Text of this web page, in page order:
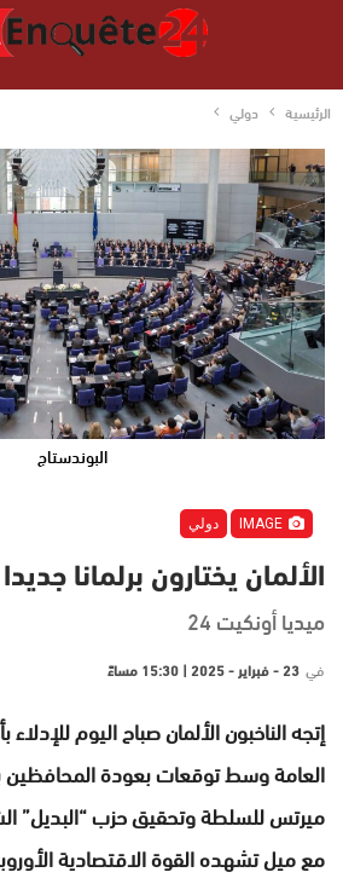
الرئيسية دولي
البوندستاج
دولي
الألمان يختارون برلمانا جديدا
ميديا أونكيت 24
في 23 - فبراير - 2025 | 15:30 مساءً
إتجه الناخبون الألمان صباح اليوم
العامة وسط توقعات بعودة المحافظين
ميرتس للسلطة وتحقيق حزب “البديل”
مع ميل تشهده القوة الاقتصادية